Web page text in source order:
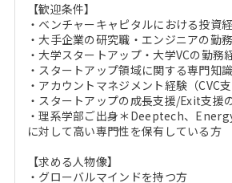
【歓迎条件】
・ベンチャーキャピタルにおける投資
・大手企業の研究職・エンジニアの勤
・大学スタートアップ・大学VCの勤務
・スタートアップ領域に関する専門知識
・アカウントマネジメント経験（CVC支
・スタートアップの成長支援/Exit支援
・理系学部ご出身＊Deeptech、
に対して高い専門性を保有している方
【求める人物像】
・グローバルマインドを持つ方